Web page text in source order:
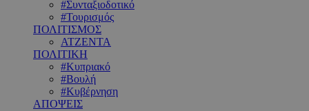
#Συνταξιοδοτικό
#Τουρισμός
ΠΟΛΙΤΙΣΜΟΣ
ΑΤΖΕΝΤΑ
ΠΟΛΙΤΙΚΗ
#Κυπριακό
#Βουλή
#Κυβέρνηση
ΑΠΟΨΕΙΣ